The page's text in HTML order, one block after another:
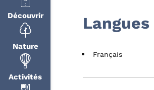
Découvrir
Nature
Activités
Langues
Français